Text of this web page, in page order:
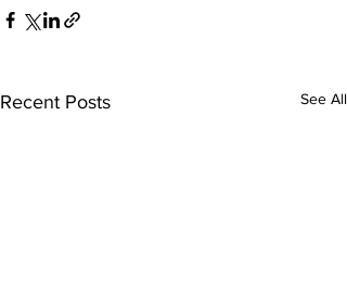
Recent Posts See All